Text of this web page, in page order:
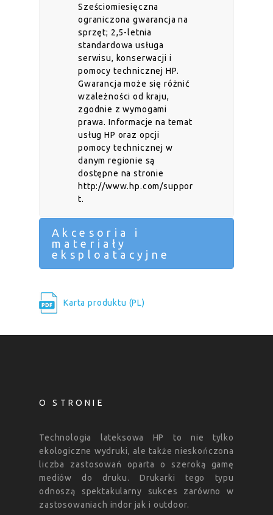
Sześciomiesięczna
ograniczona gwarancja na
sprzęt; 2,5-letnia
standardowa usługa
serwisu, konserwacji i
pomocy technicznej HP.
Gwarancja może się różnić
wzależności od kraju,
zgodnie z wymogami
prawa. Informacje na temat
usług HP oraz opcji
pomocy technicznej w
danym regionie są
dostępne na stronie
http://www.hp.com/suppor
t.
Akcesoria i
materiały
eksploatacyjne
Karta produktu (PL)
O STRONIE
Technologia lateksowa HP to nie tylko
ekologiczne wydruki, ale także nieskończona
liczba zastosowań oparta o szeroką gamę
mediów do druku. Drukarki tego typu
odnoszą spektakularny sukces zarówno w
zastosowaniach indor jak i outdoor.